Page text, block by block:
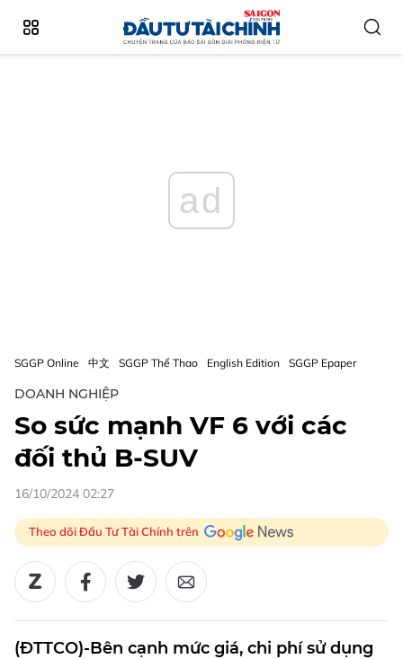
ad
SGGP Online 中文 SGGP Thể Thao English Edition SGGP Epaper
DOANH NGHIỆP
So sức mạnh VF 6 với các
đối thủ B-SUV
16/10/2024 02:27
Theo dõi Đầu Tư Tài Chính trên
(ĐTTCO)-Bên cạnh mức giá, chi phí sử dụng